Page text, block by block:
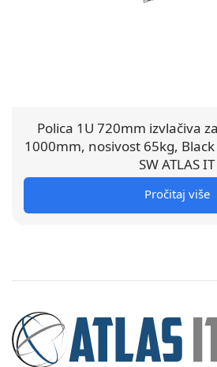
Polica 1U 720mm izvlačiva
1000mm, nosivost 65kg, Black
SW ATLAS IT
Pročitaj više